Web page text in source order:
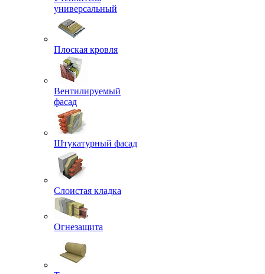
универсальный
Плоская кровля
Вентилируемый
фасад
Штукатурный фасад
Слоистая кладка
Огнезащита